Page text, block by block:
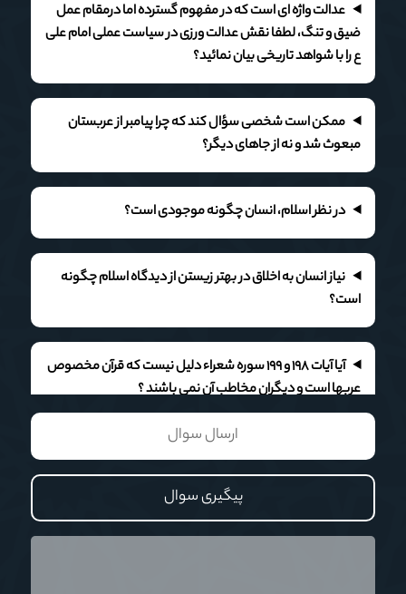
عدالت واژه ای است که در مفهوم گسترده اما درمقام عمل
ضیق و تنگ، لطفا نقش عدالت ورزی در سیاست عملی امام علی
ع را با شواهد تاریخی بیان نمائید؟
ممکن است شخصی سؤال کند که چرا پیامبر از عربستان
مبعوث شد و نه از جاهای دیگر؟
در نظر اسلام، انسان چگونه موجودی است؟
نیاز انسان به اخلاق در بهتر زیستن از دیدگاه اسلام چگونه
است؟
آیا آیات ۱۹۸ و ۱۹۹ سوره شعراء دلیل نیست که قرآن مخصوص
عربها است و دیگران مخاطب آن نمی باشند ؟
چرا امام علی علیه السلام از ناداری وفقر به بزرگترین مرگ
(الْفَقْرُ الْمَوْتُ الْأَكْبَرُ ) در نهج البلاغه، حکمت ۱۶۳ یاد کرده است؟
ارسال سوال
پیگیری سوال